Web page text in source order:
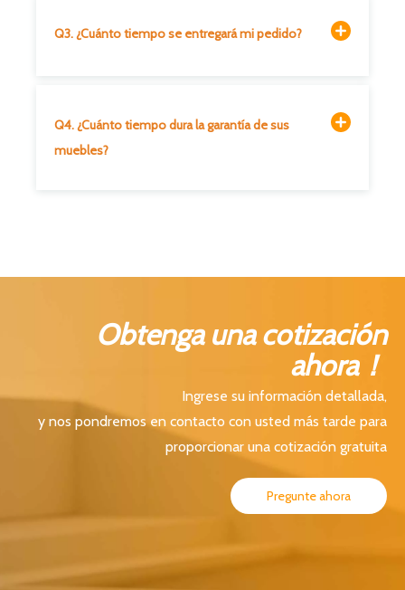
Q3. ¿Cuánto tiempo se entregará mi pedido?
Q4. ¿Cuánto tiempo dura la garantía de sus
muebles?
Obtenga una cotización
ahora！
Ingrese su información detallada,
y nos pondremos en contacto con usted más tarde para
proporcionar una cotización gratuita
Pregunte ahora